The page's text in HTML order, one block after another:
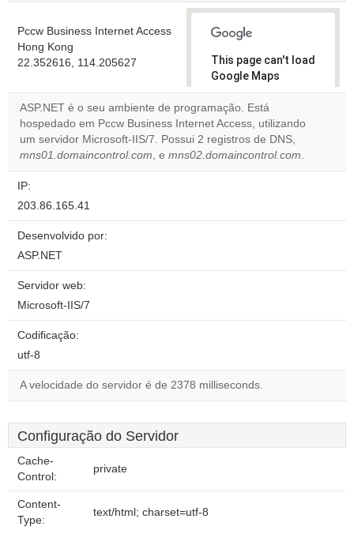
Pccw Business Internet Access
Hong Kong
22.352616, 114.205627
This page can't load
Google Maps
correctly.
Do you
own this
website?
ASP.NET é o seu ambiente de programação. Está
hospedado em Pccw Business Internet Access, utilizando
um servidor Microsoft-IIS/7. Possui 2 registros de DNS,
mns01.domaincontrol.com, e mns02.domaincontrol.com.
IP:
203.86.165.41
Desenvolvido por:
ASP.NET
Servidor web:
Microsoft-IIS/7
Codificação:
utf-8
A velocidade do servidor é de 2378 milliseconds.
Configuração do Servidor
Cache-
Control:
private
Content-
Type:
text/html; charset=utf-8